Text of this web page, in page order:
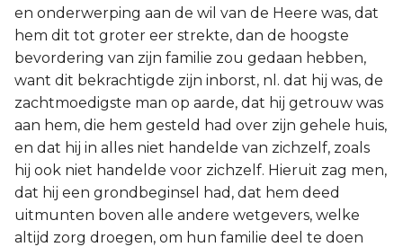
en onderwerping aan de wil van de Heere was, dat
hem dit tot groter eer strekte, dan de hoogste
bevordering van zijn familie zou gedaan hebben,
want dit bekrachtigde zijn inborst, nl. dat hij was, de
zachtmoedigste man op aarde, dat hij getrouw was
aan hem, die hem gesteld had over zijn gehele huis,
en dat hij in alles niet handelde van zichzelf, zoals
hij ook niet handelde voor zichzelf. Hieruit zag men,
dat hij een grondbeginsel had, dat hem deed
uitmunten boven alle andere wetgevers, welke
altijd zorg droegen, om hun familie deel te doen